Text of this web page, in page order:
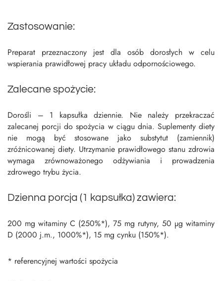
Zastosowanie:
Preparat przeznaczony jest dla osób dorosłych w celu
wspierania prawidłowej pracy układu odpornościowego.
Zalecane spożycie:
Dorośli – 1 kapsułka dziennie. Nie należy przekraczać
zalecanej porcji do spożycia w ciągu dnia. Suplementy diety
nie mogą być stosowane jako substytut (zamiennik)
zróżnicowanej diety. Utrzymanie prawidłowego stanu zdrowia
wymaga zrównoważonego odżywiania i prowadzenia
zdrowego trybu życia.
Dzienna porcja (1 kapsułka) zawiera:
200 mg witaminy C (250%*), 75 mg rutyny, 50 µg witaminy
D (2000 j.m., 1000%*), 15 mg cynku (150%*).
* referencyjnej wartości spożycia